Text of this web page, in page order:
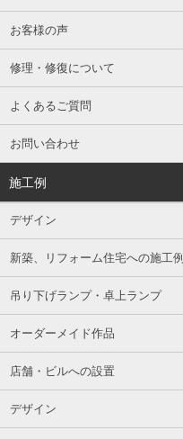
お客様の声
修理・修復について
よくあるご質問
お問い合わせ
施工例
デザイン
新築、リフォーム住宅への施工例
吊り下げランプ・卓上ランプ
オーダーメイド作品
店舗・ビルへの設置
デザイン